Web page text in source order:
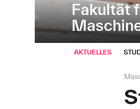
Fakultät
AKTUELLES